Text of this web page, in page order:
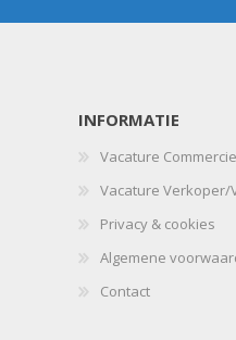
INFORMATIE
Vacature
Vacature
Privacy & cookies
Algemene
Contact